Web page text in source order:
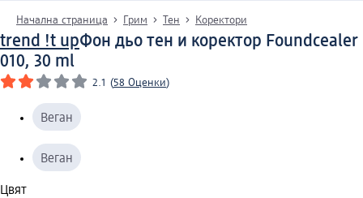
Начална страница Грим Тен Коректори
trend !t upФон дьо тен и коректор Foundcealer
010, 30 ml
2.1 (58 Оценки)
Веган
Веган
Цвят